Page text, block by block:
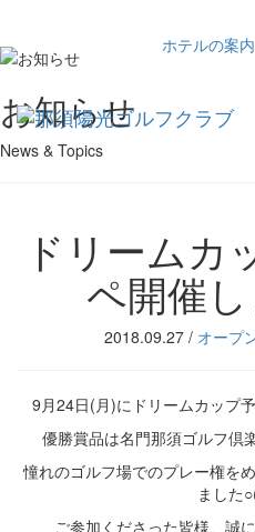
ホテルの案内
お知らせ
News & Topics
ドリームカ
ペ開催し
2018.09.27 / オープ
9月24日(月)にドリームカップ
優勝賞品は名門那須ゴルフ倶
憧れのゴルフ場でのプレー権を
ました
ご参加くださった皆様、誠